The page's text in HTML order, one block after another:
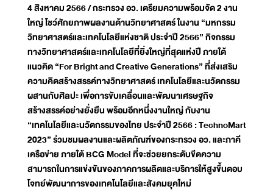
4 สิงหาคม 2566 / กระทรวง อว. เตรียมความพร้อมจัด 2 งาน
ใหญ่ โชว์ศักยภาพผลงานด้านวิทยาศาสตร์ ในงาน “มหกรรม
วิทยาศาสตร์และเทคโนโลยีแห่งชาติ ประจำปี 2566” กิจกรรม
ทางวิทยาศาสตร์และเทคโนโลยีที่ยิ่งใหญ่ที่สุดแห่งปี ภายใต้
แนวคิด “For Bright and Creative Generations” ที่ส่งเสริม
ความคิดสร้างสรรค์ทางวิทยาศาสตร์ เทคโนโลยีและนวัตกรรม
ผสานกับศิลปะ เพื่อการขับเคลื่อนและพัฒนาเศรษฐกิจ
สร้างสรรค์อย่างยั่งยืน พร้อมอีกหนึ่งงานใหญ่ กับงาน
“เทคโนโลยีและนวัตกรรมของไทย ประจำปี 2566 : TechnoMart
2023” ร่วมชมผลงานและผลิตภัณฑ์ของกระทรวง อว. และภาคี
เครือข่าย ภายใต้ BCG Model ที่จะช่วยยกระดับขีดความ
สามารถในการแข่งขันของภาคการผลิตและบริการให้สูงขึ้นตอบ
โจทย์พัฒนาการของเทคโนโลยีและสังคมยุคใหม่